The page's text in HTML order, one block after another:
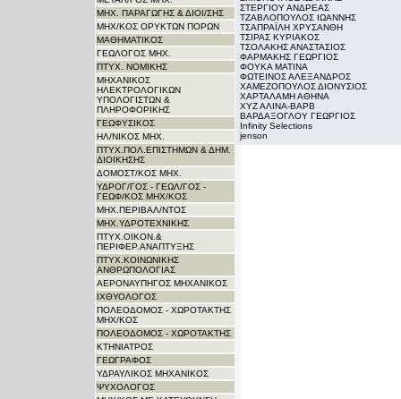
ΜΗΧ. ΠΑΡΑΓΩΓΗΣ & ΔΙΟΙ/ΣΗΣ
ΜΗΧ/ΚΟΣ ΟΡΥΚΤΩΝ ΠΟΡΩΝ
ΜΑΘΗΜΑΤΙΚΟΣ
ΓΕΩΛΟΓΟΣ ΜΗΧ.
ΠΤΥΧ. ΝΟΜΙΚΗΣ
ΜΗΧΑΝΙΚΟΣ
ΗΛΕΚΤΡΟΛΟΓΙΚΩΝ
ΥΠΟΛΟΓΙΣΤΩΝ &
ΠΛΗΡΟΦΟΡΙΚΗΣ
ΓΕΩΦΥΣΙΚΟΣ
ΗΛ/ΝΙΚΟΣ ΜΗΧ.
ΠΤΥΧ.ΠΟΛ.ΕΠΙΣΤΗΜΩΝ & ΔΗΜ.
ΔΙΟΙΚΗΣΗΣ
ΔΟΜΟΣΤ/ΚΟΣ ΜΗΧ.
ΥΔΡΟΓ/ΓΟΣ - ΓΕΩΛ/ΓΟΣ -
ΓΕΩΦ/ΚΟΣ ΜΗΧ/ΚΟΣ
ΜΗΧ.ΠΕΡΙΒΑΛ/ΝΤΟΣ
ΜΗΧ.ΥΔΡΟΤΕΧΝΙΚΗΣ
ΠΤΥΧ.ΟΙΚΟΝ.&
ΠΕΡΙΦΕΡ.ΑΝΑΠΤΥΞΗΣ
ΠΤΥΧ.ΚΟΙΝΩΝΙΚΗΣ
ΑΝΘΡΩΠΟΛΟΓΙΑΣ
ΑΕΡΟΝΑΥΠΗΓΟΣ ΜΗΧΑΝΙΚΟΣ
ΙΧΘΥΟΛΟΓΟΣ
ΠΟΛΕΟΔΟΜΟΣ - ΧΩΡΟΤΑΚΤΗΣ
ΜΗΧ/ΚΟΣ
ΠΟΛΕΟΔΟΜΟΣ - ΧΩΡΟΤΑΚΤΗΣ
ΚΤΗΝΙΑΤΡΟΣ
ΓΕΩΓΡΑΦΟΣ
ΥΔΡΑΥΛΙΚΟΣ ΜΗΧΑΝΙΚΟΣ
ΨΥΧΟΛΟΓΟΣ
ΣΤΕΡΓΙΟΥ ΑΝΔΡΕΑΣ
ΤΖΑΒΛΟΠΟΥΛΟΣ ΙΩΑΝΝΗΣ
ΤΣΑΠΡΑΪΛΗ ΧΡΥΣΑΝΘΗ
ΤΣΙΡΑΣ ΚΥΡΙΑΚΟΣ
ΤΣΟΛΑΚΗΣ ΑΝΑΣΤΑΣΙΟΣ
ΦΑΡΜΑΚΗΣ ΓΕΩΡΓΙΟΣ
ΦΟΥΚΑ ΜΑΤΙΝΑ
ΦΩΤΕΙΝΟΣ ΑΛΕΞΑΝΔΡΟΣ
ΧΑΜΕΖΟΠΟΥΛΟΣ ΔΙΟΝΥΣΙΟΣ
ΧΑΡΤΑΛΑΜΗ ΑΘΗΝΑ
ΧΥΖ ΑΛΙΝΑ-ΒΑΡΒ
ΒΑΡΔΑΞΟΓΛΟΥ ΓΕΩΡΓΙΟΣ
Infinity Selections
jenson